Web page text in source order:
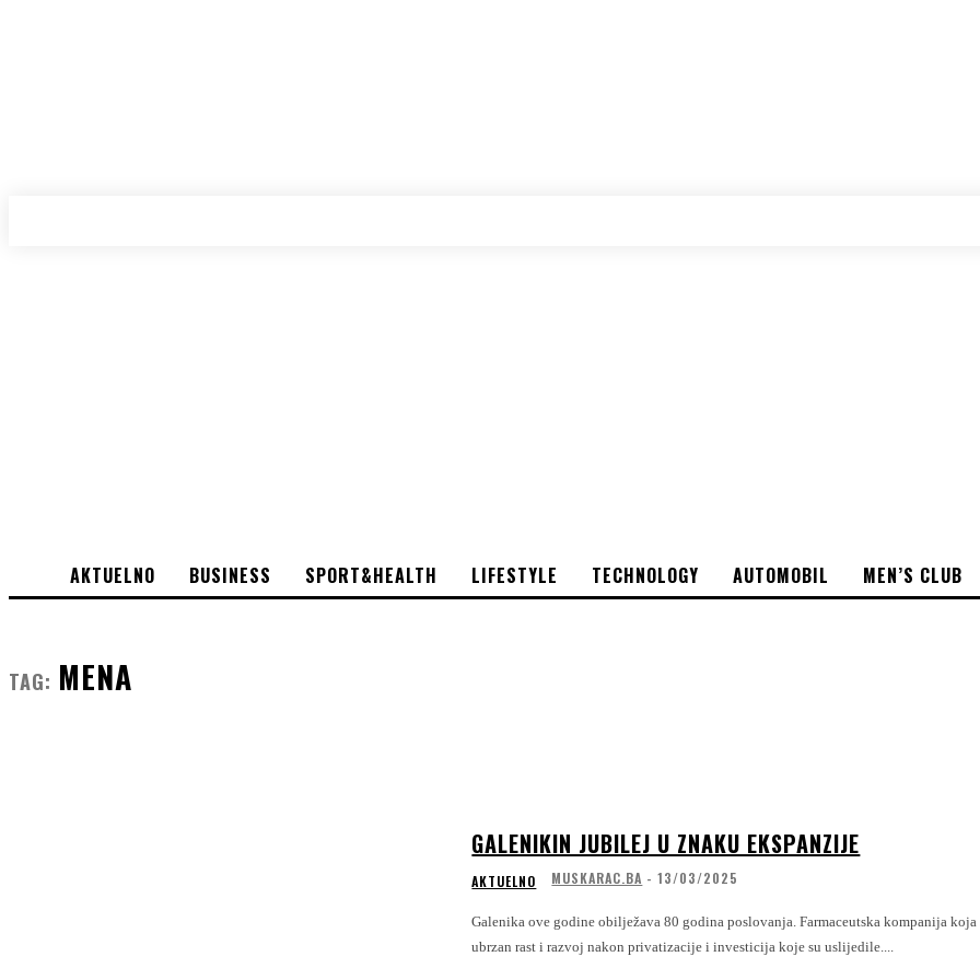
AKTUELNO BUSINESS SPORT&HEALTH LIFESTYLE TECHNOLOGY AUTOMOBIL MEN’S CLUB
TAG: MENA
GALENIKIN JUBILEJ U ZNAKU EKSPANZIJE
AKTUELNO MUSKARAC.BA - 13/03/2025
Galenika ove godine obilježava 80 godina poslovanja. Farmaceutska kompanija
ubrzan rast i razvoj nakon privatizacije i investicija koje su uslijedile....